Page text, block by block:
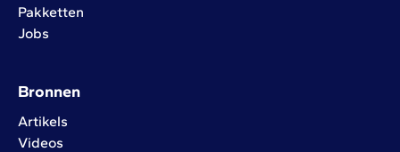
Pakketten
Jobs
Bronnen
Artikels
Videos